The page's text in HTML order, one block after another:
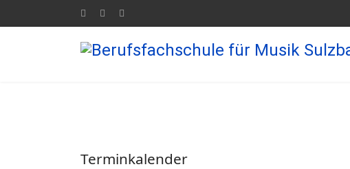
Terminkalender